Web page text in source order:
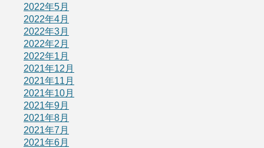
2022年5月
2022年4月
2022年3月
2022年2月
2022年1月
2021年12月
2021年11月
2021年10月
2021年9月
2021年8月
2021年7月
2021年6月